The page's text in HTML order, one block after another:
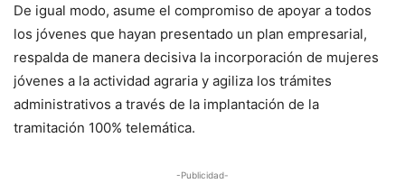
De igual modo, asume el compromiso de apoyar a todos
los jóvenes que hayan presentado un plan empresarial,
respalda de manera decisiva la incorporación de mujeres
jóvenes a la actividad agraria y agiliza los trámites
administrativos a través de la implantación de la
tramitación 100% telemática.
-Publicidad-